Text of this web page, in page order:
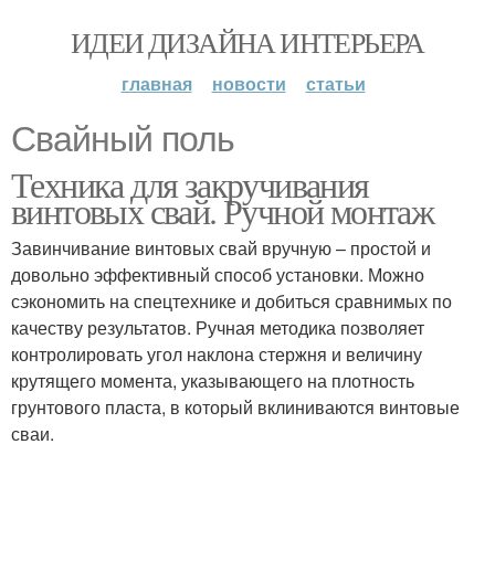
ИДЕИ ДИЗАЙНА ИНТЕРЬЕРА
главная новости статьи
Свайный поль
Техника для закручивания
винтовых свай. Ручной монтаж
Завинчивание винтовых свай вручную – простой и
довольно эффективный способ установки. Можно
сэкономить на спецтехнике и добиться сравнимых по
качеству результатов. Ручная методика позволяет
контролировать угол наклона стержня и величину
крутящего момента, указывающего на плотность
грунтового пласта, в который вклиниваются винтовые
сваи.